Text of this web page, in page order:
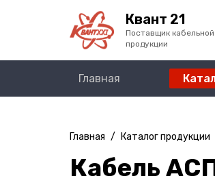
Квант 21
Поставщик кабельной
продукции
Главная
Главная / Каталог продукции
Кабель